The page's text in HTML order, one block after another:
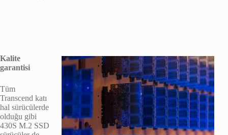
Kalite
garantisi
Tüm
Transcend katı
hal sürücülerde
olduğu gibi
430S M.2 SSD